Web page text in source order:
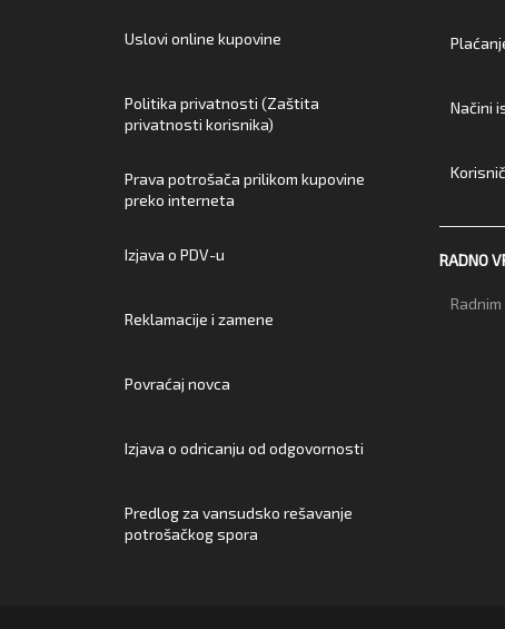
Uslovi online kupovine
Politika privatnosti (Zaštita
privatnosti korisnika)
Prava potrošača prilikom kupovine
preko interneta
Izjava o PDV-u
Reklamacije i zamene
Povraćaj novca
Izjava o odricanju od odgovornosti
Predlog za vansudsko rešavanje
potrošačkog spora
Načini
RADNO